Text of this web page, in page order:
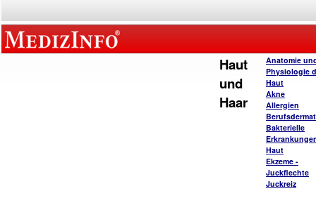
Haut
und
Haar
Anatomie
Physiologie
Haut
Akne
Allergien
Bakterielle
Haut
Ekzeme -
Juckflechte
Juckreiz